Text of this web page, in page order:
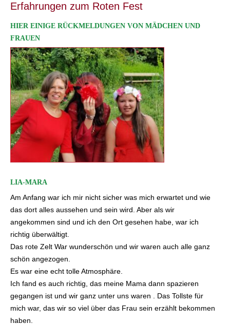
Erfahrungen zum Roten Fest
HIER EINIGE RÜCKMELDUNGEN VON MÄDCHEN UND
FRAUEN
LIA-MARA
Am Anfang war ich mir nicht sicher was mich erwartet und wie
das dort alles aussehen und sein wird. Aber als wir
angekommen sind und ich den Ort gesehen habe, war ich
richtig überwältigt.
Das rote Zelt War wunderschön und wir waren auch alle ganz
schön angezogen.
Es war eine echt tolle Atmosphäre.
Ich fand es auch richtig, das meine Mama dann spazieren
gegangen ist und wir ganz unter uns waren . Das Tollste für
mich war, das wir so viel über das Frau sein erzählt bekommen
haben.